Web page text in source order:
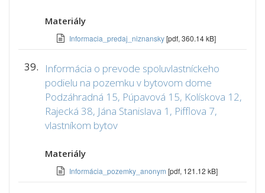
Materiály
Informacia_predaj_niznansky[pdf, 360.14 kB]
39.
Informácia o prevode spoluvlastníckeho
podielu na pozemku v bytovom dome
Podzáhradná 15, Púpavová 15, Kolískova 12,
Rajecká 38, Jána Stanislava 1, Pifflova 7,
vlastníkom bytov
Materiály
Informácia_pozemky_anonym [pdf, 121.12 kB]